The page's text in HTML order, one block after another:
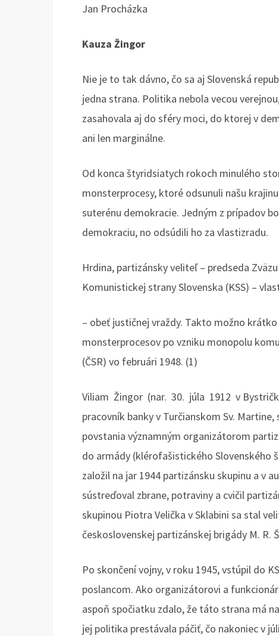
Jan Procházka
Kauza Žingor
Nie je to tak dávno, čo sa aj Slovenská
jedna strana. Politika nebola vecou
zasahovala aj do sféry moci, do ktorej v
ani len marginálne.
Od konca štyridsiatych rokoch minulého
monsterprocesy, ktoré odsunuli našu
suterénu demokracie. Jedným z prípadov
demokraciu, no odsúdili ho za vlastizradu.
Hrdina, partizánsky veliteľ – predseda
Komunistickej strany Slovenska (KSS) –
– obeť justičnej vraždy. Takto možno
monsterprocesov po vzniku monopolu
(ČSR) vo februári 1948. (1)
Viliam Žingor (nar. 30. júla 1912 v
pracovník banky v Turčianskom Sv.
povstania významným organizátorom
do armády (klérofašistického Slovenského
založil na jar 1944 partizánsku skupinu a v
sústreďoval zbrane, potraviny a cvičil
skupinou Piotra Velička v Sklabini sa stal
československej partizánskej brigády M. R.
Po skončení vojny, v roku 1945, vstúpil do
poslancom. Ako organizátorovi a
aspoň spočiatku zdalo, že táto strana má
jej politika prestávala páčiť, čo nakoniec v